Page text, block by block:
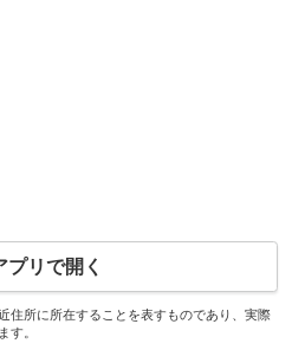
プリで開く
住所に所在することを表すものであり、実際
す。